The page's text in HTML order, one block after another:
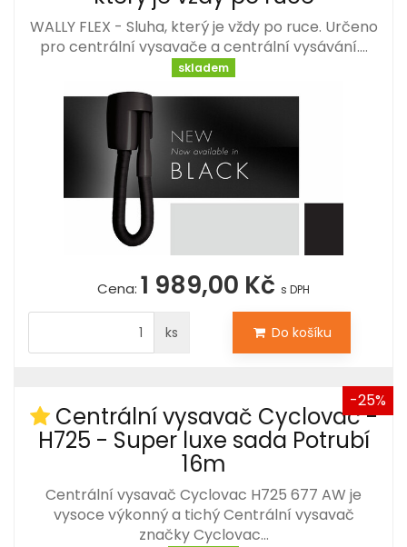
WALLY FLEX - Sluha, který je vždy po ruce. Určeno
pro centrální vysavače a centrální vysávání.…
skladem
Cena: 1 989,00 Kč s DPH
ks Do košíku
-25%
Centrální vysavač Cyclovac -
H725 - Super luxe sada Potrubí
16m
Centrální vysavač Cyclovac H725 677 AW je
vysoce výkonný a tichý Centrální vysavač
značky Cyclovac…